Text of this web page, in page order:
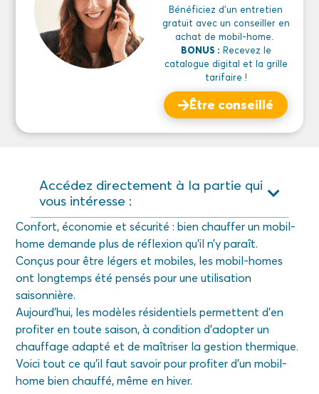
Bénéficiez d’un entretien
gratuit avec un conseiller en
achat de mobil-home.
BONUS : Recevez le
catalogue digital et la grille
tarifaire !
Être conseillé
Accédez directement à la partie qui
vous intéresse :
Confort, économie et sécurité : bien chauffer un mobil-
home demande plus de réflexion qu’il n’y paraît.
Conçus pour être légers et mobiles, les mobil-homes
ont longtemps été pensés pour une utilisation
saisonnière.
Aujourd’hui, les modèles résidentiels permettent d’en
profiter en toute saison, à condition d’adopter un
chauffage adapté et de maîtriser la gestion thermique.
Voici tout ce qu’il faut savoir pour profiter d’un mobil-
home bien chauffé, même en hiver.